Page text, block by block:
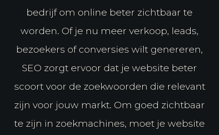
bedrijf om online beter zichtbaar te
worden. Of je nu meer verkoop, leads,
bezoekers of conversies wilt genereren,
SEO zorgt ervoor dat je website beter
scoort voor de zoekwoorden die relevant
zijn voor jouw markt. Om goed zichtbaar
te zijn in zoekmachines, moet je website